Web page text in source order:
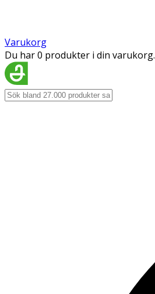
Varukorg
Du har 0 produkter i din varukorg.